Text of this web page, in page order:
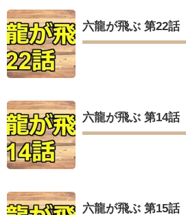
六龍が飛ぶ 第22話
六龍が飛ぶ 第14話
六龍が飛ぶ 第15話